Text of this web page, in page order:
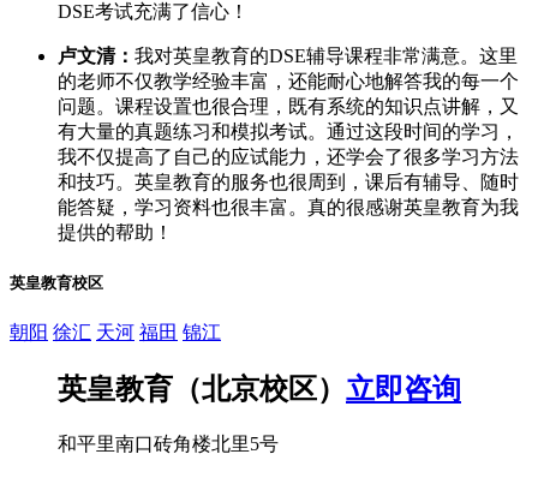
DSE考试充满了信心！
卢文清： 我对英皇教育的DSE辅导课程非常满意。这里
的老师不仅教学经验丰富，还能耐心地解答我的每一个
问题。课程设置也很合理，既有系统的知识点讲解，又
有大量的真题练习和模拟考试。通过这段时间的学习，
我不仅提高了自己的应试能力，还学会了很多学习方法
和技巧。英皇教育的服务也很周到，课后有辅导、随时
能答疑，学习资料也很丰富。真的很感谢英皇教育为我
提供的帮助！
英皇教育校区
朝阳 徐汇 天河 福田 锦江
英皇教育（北京校区） 立即咨询
和平里南口砖角楼北里5号